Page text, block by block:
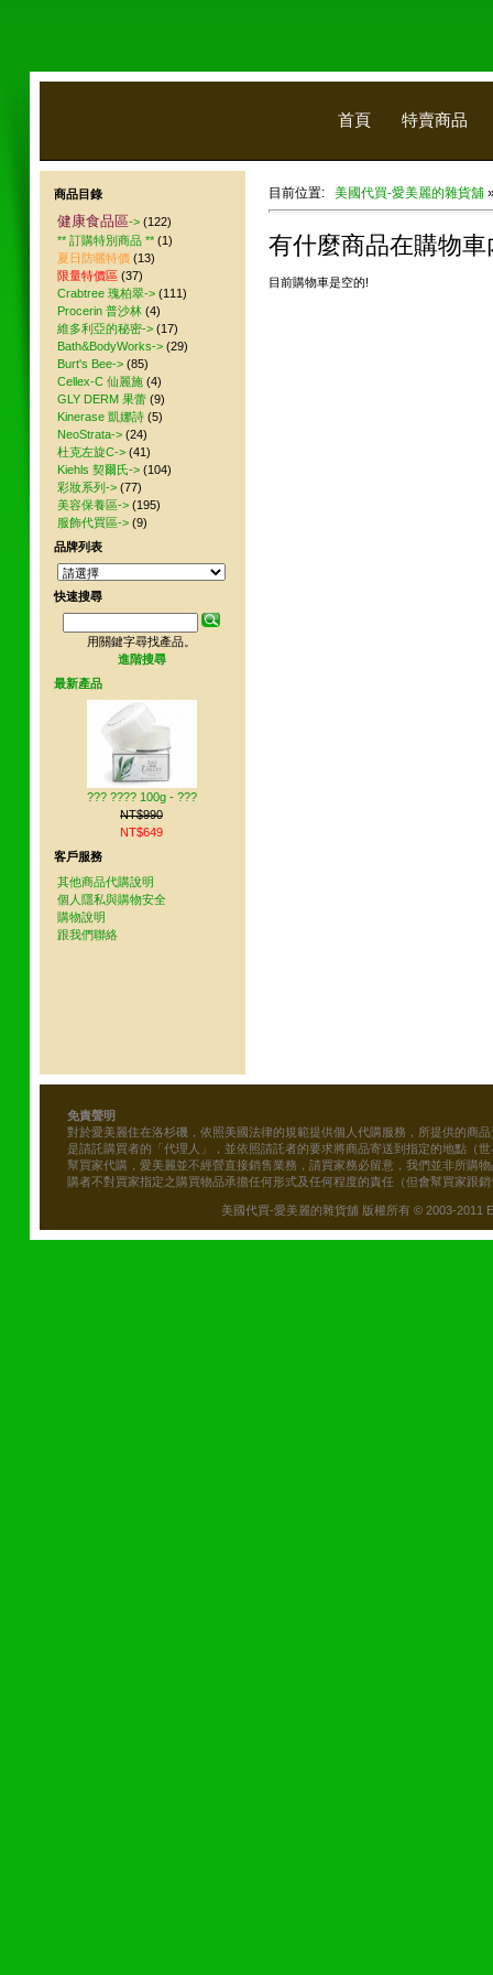
首頁 特賣商品
目前位置: 美國代買-愛美麗的雜貨舖
有什麼商品在購物車
目前購物車是空的!
商品目錄
健康食品區-> (122)
** 訂購特別商品 ** (1)
夏日防曬特價 (13)
限量特價區 (37)
Crabtree 瑰柏翠-> (111)
Procerin 普沙林 (4)
維多利亞的秘密-> (17)
Bath&BodyWorks-> (29)
Burt's Bee-> (85)
Cellex-C 仙麗施 (4)
GLY DERM 果蕾 (9)
Kinerase 凱娜詩 (5)
NeoStrata-> (24)
杜克左旋C-> (41)
Kiehls 契爾氏-> (104)
彩妝系列-> (77)
美容保養區-> (195)
服飾代買區-> (9)
品牌列表
快速搜尋
用關鍵字尋找產品。
進階搜尋
最新產品
??? ???? 100g - ???
NT$990
NT$649
客戶服務
其他商品代購說明
個人隱私與購物安全
購物說明
跟我們聯絡
免責聲明
對於愛美麗住在洛杉磯，依照美國法律的規範提供個人代購服務，所提供的商
是請託購買者的「代理人」，並依照請託者的要求將商品寄送到指定的地點（
幫買家代購，愛美麗並不經營直接銷售業務，請買家務必留意，我們並非所購
購者不對買家指定之購買物品承擔任何形式及任何程度的責任（但會幫買家跟
美國代買-愛美麗的雜貨舖 版權所有 © 2003-2011